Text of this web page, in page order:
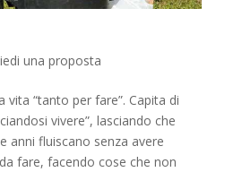
una proposta
vita “tanto per fare”. Capita di
vivere”, lasciando che
anni fluiscano senza avere
fare, facendo cose che non